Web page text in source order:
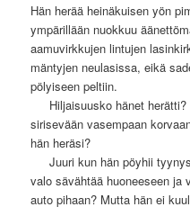
Hän herää heinäkuisen yön
ympärillään nuokkuu
aamuvirkkujen lintujen
mäntyjen neulasissa, eikä
pölyiseen peltiin.
Hiljaisuusko hänet
sirisevään vasempaan
hän heräsi?
Juuri kun hän pöyhii
valo sävähtää huoneeseen
auto pihaan? Mutta hän ei